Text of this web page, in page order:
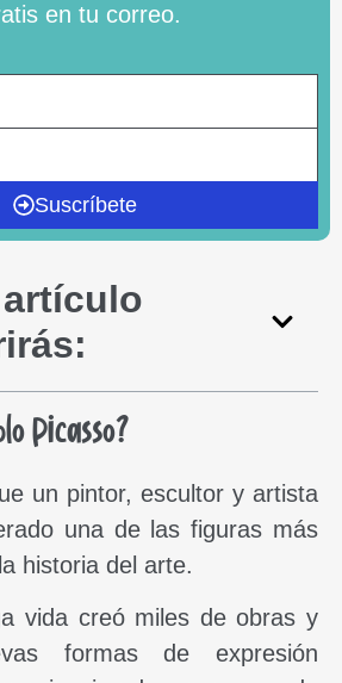
en tu correo.
Suscríbete
Picasso?
un pintor, escultor y artista
una de las figuras más
historia del arte.
vida creó miles de obras y
formas de expresión